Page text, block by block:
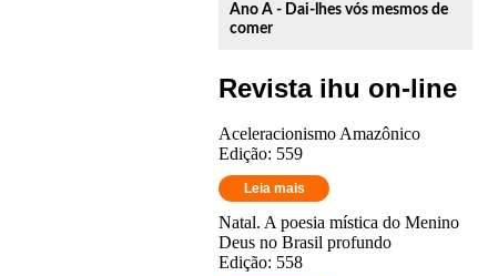
Ano A - Dai-lhes vós mesmos de
comer
Revista ihu on-line
Aceleracionismo Amazônico
Edição: 559
Leia mais
Natal. A poesia mística do Menino
Deus no Brasil profundo
Edição: 558